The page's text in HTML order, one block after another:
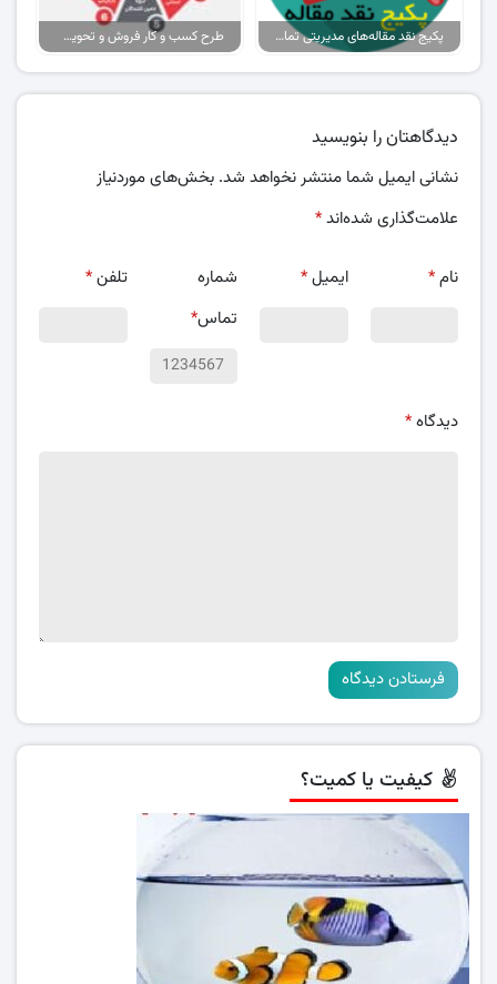
پکیج نقد مقاله‌های مدیریتی تمام گرایش‌ها طرح کسب و کار فروش و تحویل پیتزا در ایران
دیدگاهتان را بنویسید
نشانی ایمیل شما منتشر نخواهد شد. بخش‌های موردنیاز
علامت‌گذاری شده‌اند*
نام* ایمیل*
شماره
تماس*
تلفن*
دیدگاه*
کیفیت یا کمیت؟